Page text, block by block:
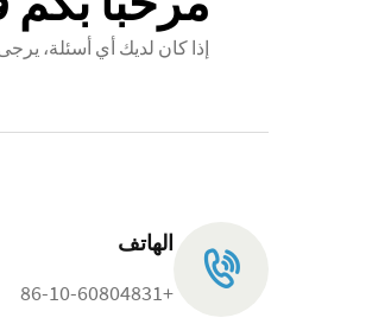
إذا كان لديك أي أسئلة،
الهاتف
+86-10-60804831